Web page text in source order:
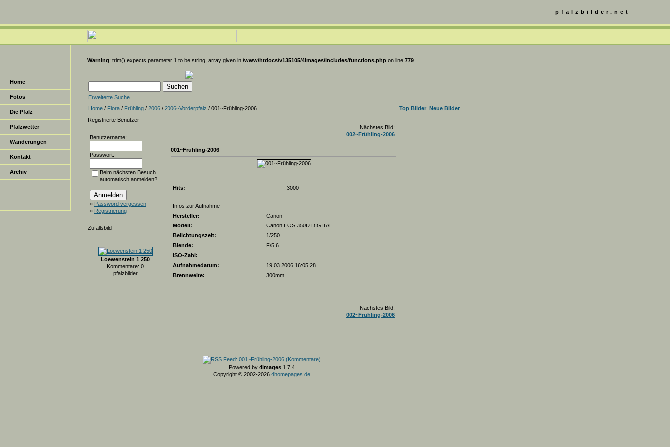
Home
Fotos
Die Pfalz
Pfalzwetter
Wanderungen
Kontakt
Archiv
pfalzbilder.net
Warning: trim() expects parameter 1 to be string, array given in /www/htdocs/v135105/4images/includes/functions.php on line 779
Erweiterte Suche
Home / Flora / Frühling / 2006 / 2006~Vorderpfalz / 001~Frühling-2006 Top Bilder Neue Bilder
Registrierte Benutzer
Benutzername:
Passwort:
Beim nächsten Besuch
automatisch anmelden?
» Password vergessen
» Registrierung
Zufallsbild
Loewenstein 1 250
Kommentare: 0
pfalzbilder
Nächstes Bild:
002~Frühling-2006
001~Frühling-2006
Hits: 3000
Infos zur Aufnahme
Hersteller:
Canon
Modell:
Canon EOS 350D DIGITAL
Belichtungszeit:
1/250
Blende:
F/5.6
ISO-Zahl:
Aufnahmedatum:
19.03.2006 16:05:28
Brennweite:
300mm
Nächstes Bild:
002~Frühling-2006
Powered by 4images 1.7.4
Copyright © 2002-2026 4homepages.de